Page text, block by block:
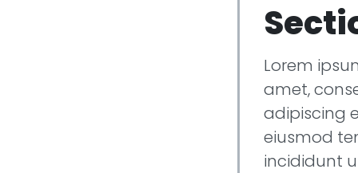
Lorem
amet,
adipiscing
eiusmod
incididunt